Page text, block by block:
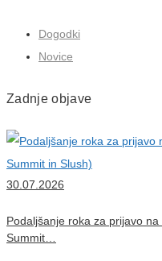
Dogodki
Novice
Zadnje objave
30.07.2026
Podaljšanje roka za prijavo
Summit…